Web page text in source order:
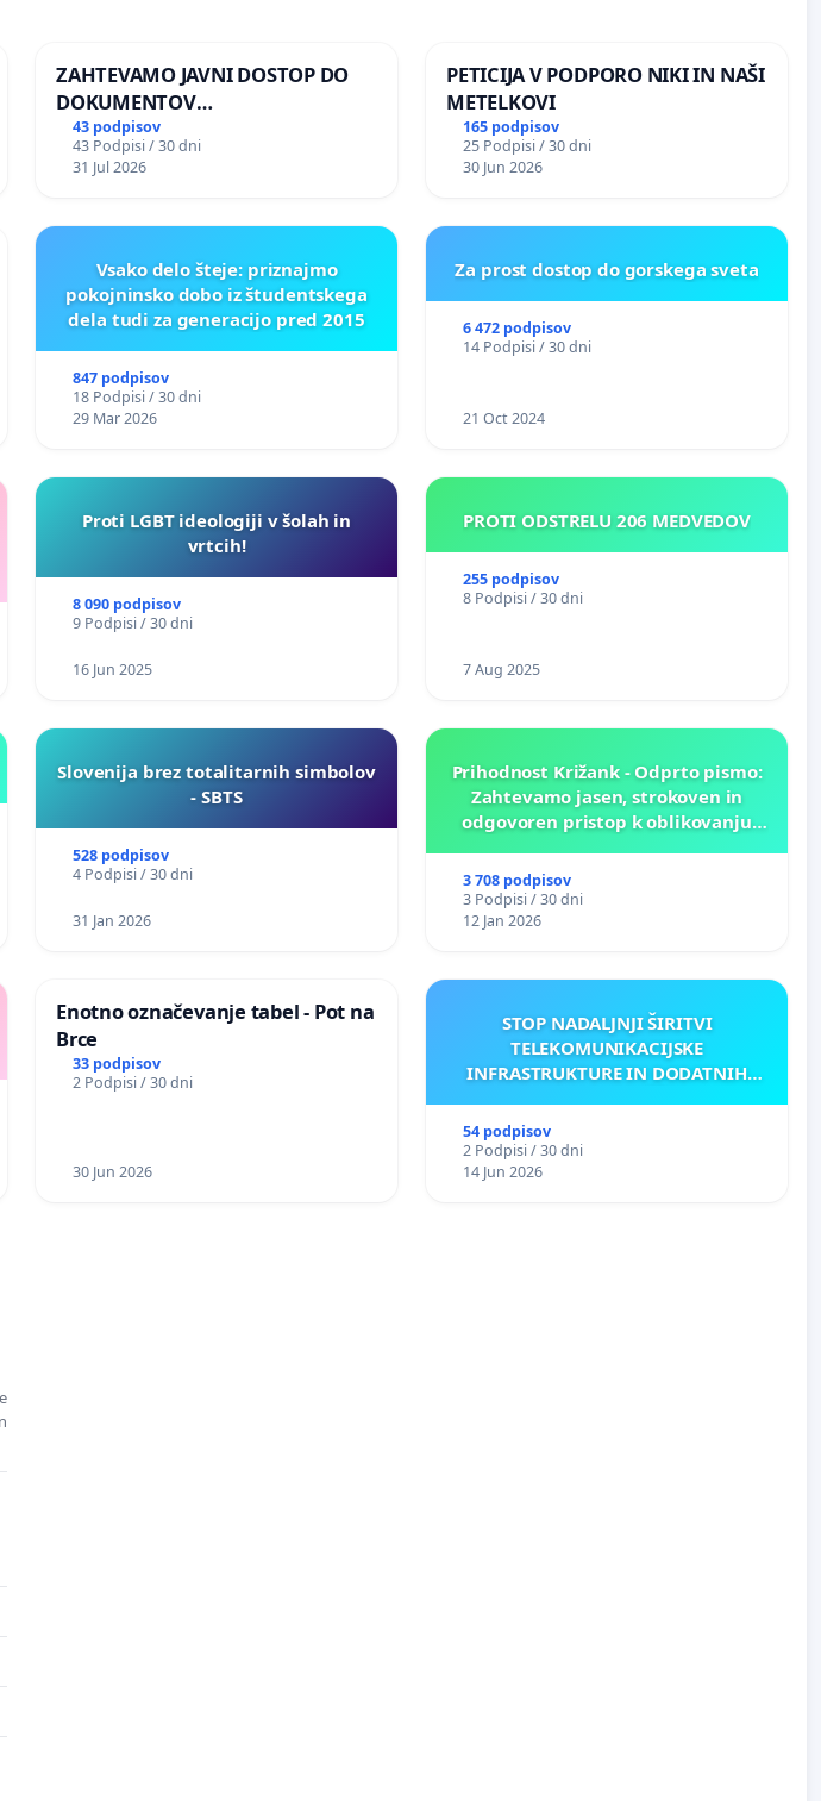
ZAHTEVAMO JAVNI DOSTOP DO
DOKUMENTOV
PARLAMENTARNIH
PREISKOVALNIH KOMISIJ O
ILEGALNI TRGOVINI Z OROŽJEM
43 podpisov
43 Podpisi / 30 dni
31 Jul 2026
PETICIJA V PODPORO NIKI IN NAŠI
METELKOVI
165 podpisov
25 Podpisi / 30 dni
30 Jun 2026
Vsako delo šteje: priznajmo
pokojninsko dobo iz študentskega
dela tudi za generacijo pred 2015
847 podpisov
18 Podpisi / 30 dni
29 Mar 2026
Za prost dostop do gorskega sveta
6 472 podpisov
14 Podpisi / 30 dni
21 Oct 2024
Proti LGBT ideologiji v šolah in
vrtcih!
8 090 podpisov
9 Podpisi / 30 dni
16 Jun 2025
PROTI ODSTRELU 206 MEDVEDOV
255 podpisov
8 Podpisi / 30 dni
7 Aug 2025
Slovenija brez totalitarnih simbolov
- SBTS
528 podpisov
4 Podpisi / 30 dni
31 Jan 2026
Prihodnost Križank - Odprto pismo:
Zahtevamo jasen, strokoven in
odgovoren pristop k oblikovanju
3 708 podpisov
3 Podpisi / 30 dni
12 Jan 2026
Enotno označevanje tabel - Pot na
Brce
33 podpisov
2 Podpisi / 30 dni
30 Jun 2026
STOP NADALJNJI ŠIRITVI
TELEKOMUNIKACIJSKE
INFRASTRUKTURE IN DODATNIH
54 podpisov
2 Podpisi / 30 dni
14 Jun 2026